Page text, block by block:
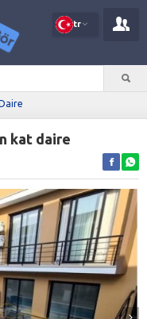
tr
Daire
kat daire